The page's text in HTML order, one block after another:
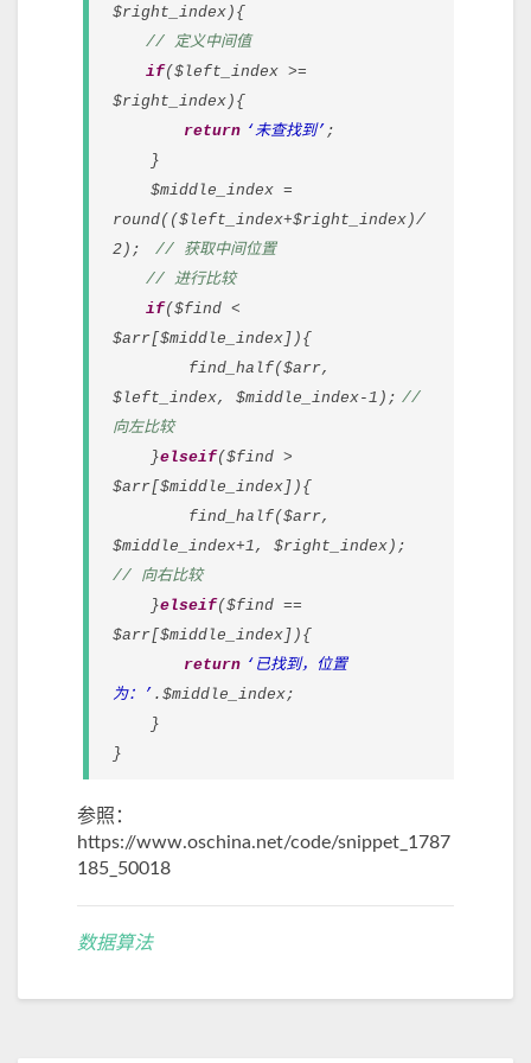
$right_index){
// 定义中间值
if($left_index >=
$right_index){
return ‘未查找到’ ;
}
$middle_index =
round(($left_index+$right_index)/
2);
// 获取中间位置
// 进行比较
if($find <
$arr[$middle_index]){
find_half($arr,
$left_index, $middle_index-1); //
向左比较
}elseif($find >
$arr[$middle_index]){
find_half($arr,
$middle_index+1, $right_index);
// 向右比较
}elseif($find ==
$arr[$middle_index]){
return ‘已找到，位置
为：’ .$middle_index;
}
}
参照：
https://www.oschina.net/code/snippet_1787
185_50018
数据算法